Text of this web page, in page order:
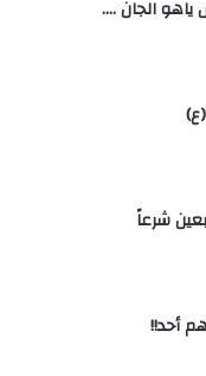
الجان ….
شرعاً
أحد!!